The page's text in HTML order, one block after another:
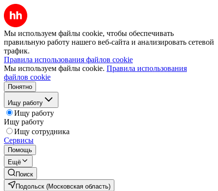
Мы используем файлы cookie, чтобы обеспечивать
правильную работу нашего веб-сайта и анализировать сетевой
трафик.
Правила использования файлов cookie
Мы используем файлы cookie. Правила использования
файлов cookie
Понятно
Ищу работу
Ищу работу
Ищу работу
Ищу сотрудника
Сервисы
Помощь
Ещё
Поиск
Подольск (Московская область)